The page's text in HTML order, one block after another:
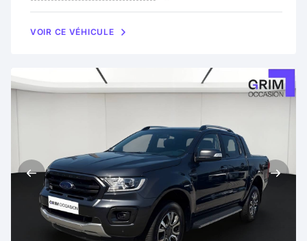
VOIR CE VÉHICULE